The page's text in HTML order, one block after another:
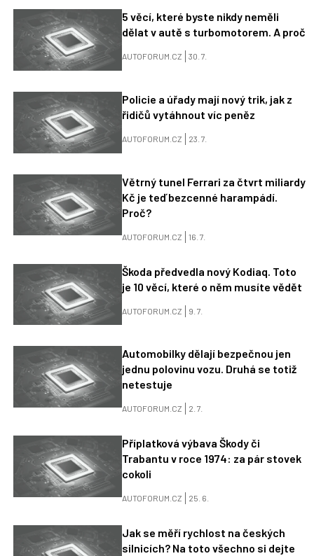
5 věcí, které byste nikdy neměli
dělat v autě s turbomotorem. A proč
AUTOFORUM.CZ 30. 7.
Policie a úřady mají nový trik, jak z
řidičů vytáhnout víc peněz
AUTOFORUM.CZ 23. 7.
Větrný tunel Ferrari za čtvrt miliardy
Kč je teď bezcenné harampádí.
Proč?
AUTOFORUM.CZ 16. 7.
Škoda předvedla nový Kodiaq. Toto
je 10 věcí, které o něm musíte vědět
AUTOFORUM.CZ 9. 7.
Automobilky dělají bezpečnou jen
jednu polovinu vozu. Druhá se totiž
netestuje
AUTOFORUM.CZ 2. 7.
Příplatková výbava Škody či
Trabantu v roce 1974: za pár stovek
cokoli
AUTOFORUM.CZ 25. 6.
Jak se měří rychlost na českých
silnicích? Na toto všechno si dejte